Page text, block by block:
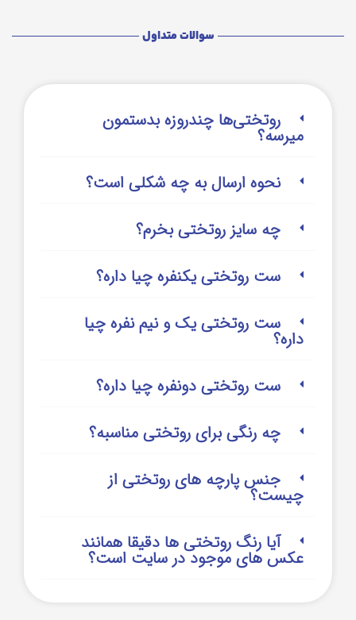
سوالات متداول
روتختی‌‌ها چندروزه بدستمون
میرسه؟
نحوه ارسال به چه شکلی است؟
چه سایز روتختی بخرم؟
ست روتختی یکنفره چیا داره؟
ست روتختی یک و نیم نفره چیا
داره؟
ست روتختی دونفره چیا داره؟
چه رنگی برای روتختی مناسبه؟
جنس پارچه های روتختی از
چیست؟
آیا رنگ روتختی ها دقیقا همانند
عکس های موجود در سایت است؟